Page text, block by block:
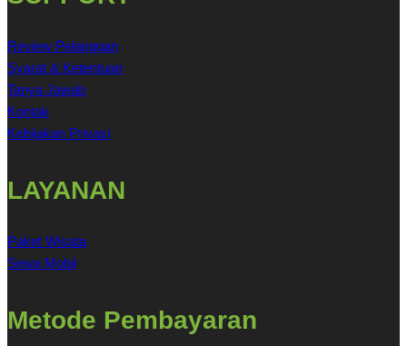
Review Pelanggan
Syarat & Ketentuan
Tanya Jawab
Kontak
Kebijakan Privasi
LAYANAN
Paket Wisata
Sewa Mobil
Metode Pembayaran